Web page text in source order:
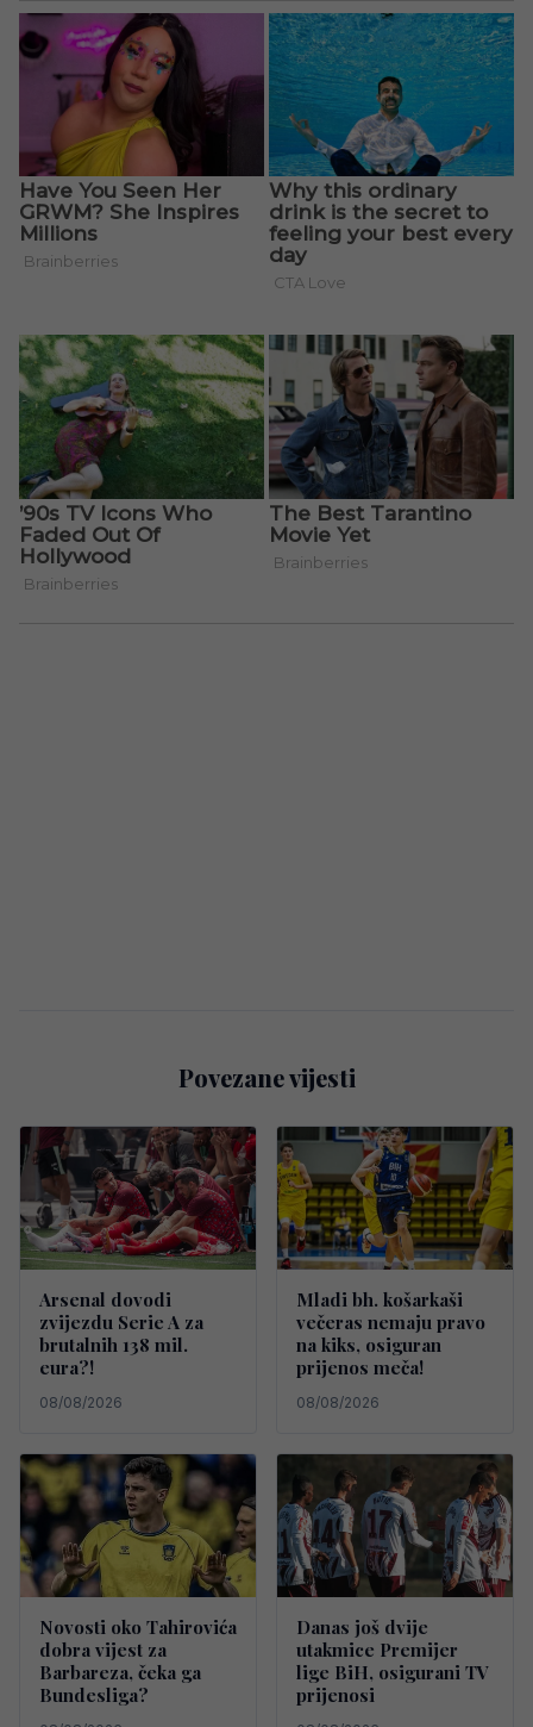
Povezane vijesti
Arsenal dovodi
zvijezdu Serie A za
brutalnih 138 mil.
eura?!
08/08/2026
Mladi bh. košarkaši
večeras nemaju pravo
na kiks, osiguran
prijenos meča!
08/08/2026
Novosti oko Tahirovića
dobra vijest za
Barbareza, čeka ga
Bundesliga?
Danas još dvije
utakmice Premijer
lige BiH, osigurani TV
prijenosi